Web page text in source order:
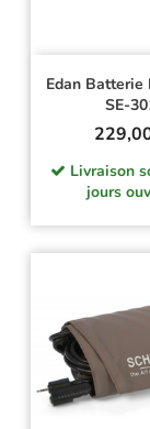
Edan Batterie
SE-
Prix
Livraison
jours